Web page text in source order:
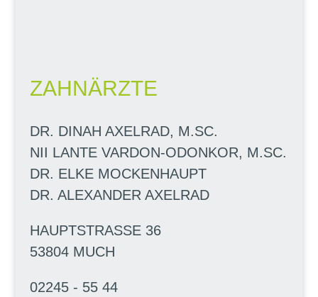
ZAHNÄRZTE
DR. DINAH AXELRAD, M.SC.
NII LANTE VARDON-ODONKOR, M.SC.
DR. ELKE MOCKENHAUPT
DR. ALEXANDER AXELRAD
HAUPTSTRASSE 36
53804 MUCH
02245 - 55 44